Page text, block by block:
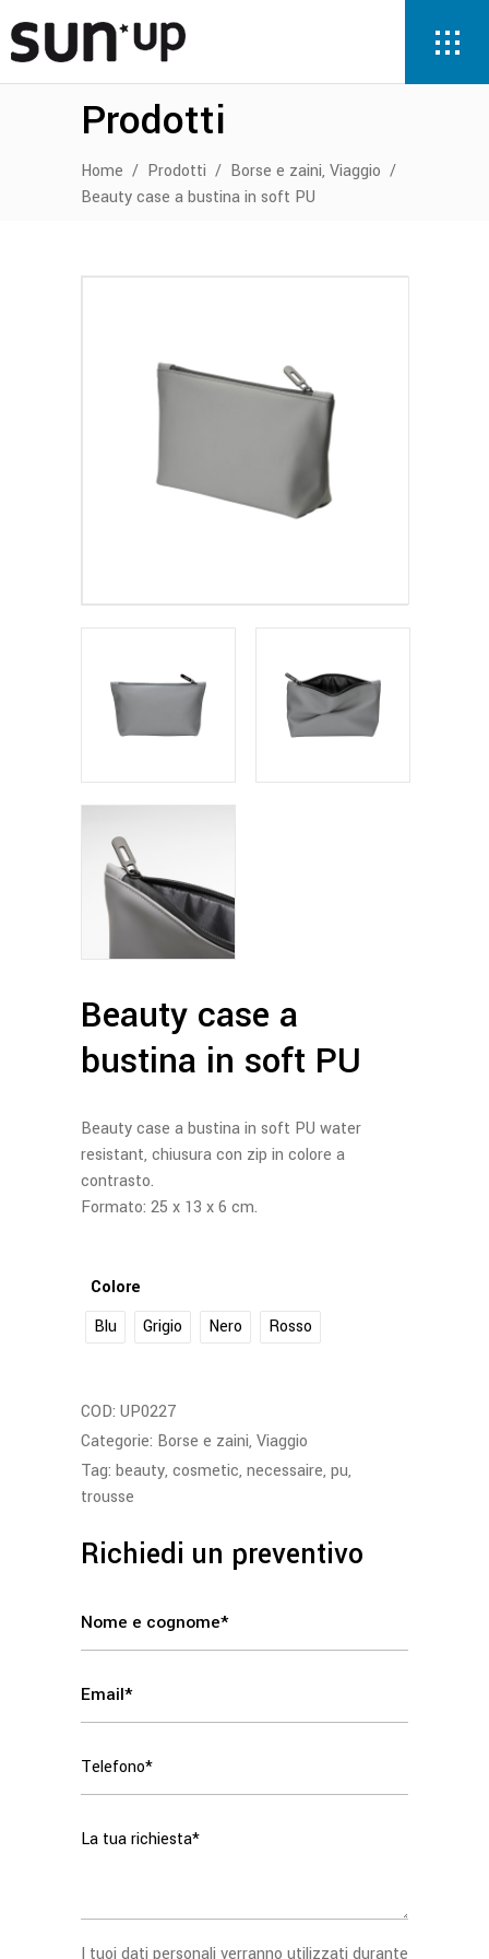
Prodotti
Home / Prodotti / Borse e zaini, Viaggio /
Beauty case a bustina in soft PU
Beauty case a
bustina in soft PU
Beauty case a bustina in soft PU water
resistant, chiusura con zip in colore a
contrasto.
Formato: 25 x 13 x 6 cm.
Colore
Blu
Grigio Nero Rosso
COD: UP0227
Categorie: Borse e zaini, Viaggio
Tag: beauty, cosmetic, necessaire, pu,
trousse
Richiedi un preventivo
I tuoi dati personali verranno utilizzati durante